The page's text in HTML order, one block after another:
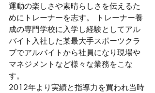
運動の楽しさや素晴らしさを伝えるた
めにトレーナーを志す。 トレーナー養
成の専門学校に入学し経験としてアル
バイト入社した某最大手スポーツクラ
ブでアルバイトから社員になり現場や
マネジメントなど様々な業務をこな
す。
2012年より実績と指導力を買われ当時